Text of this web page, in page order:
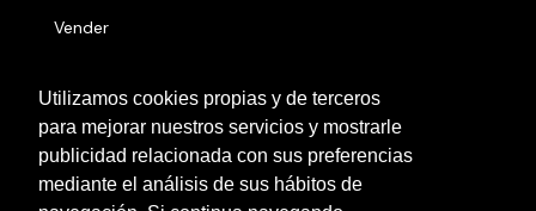
Utilizamos cookies propias y de terceros
para mejorar nuestros servicios y mostrarle
publicidad relacionada con sus preferencias
mediante el análisis de sus hábitos de
Vender
Otras localidades
Contacto